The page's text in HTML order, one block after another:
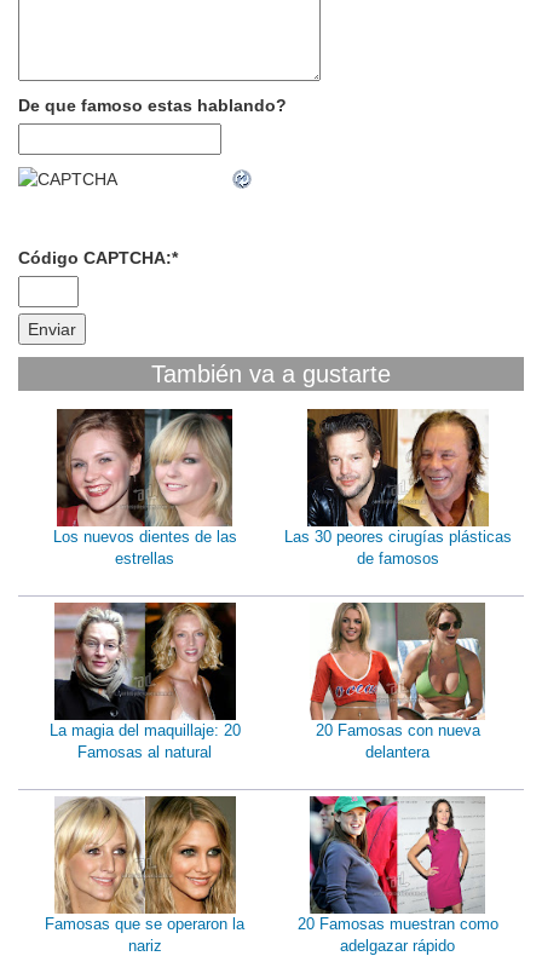
De que famoso estas hablando?
Código CAPTCHA:*
También va a gustarte
Los nuevos dientes de las
estrellas
Las 30 peores cirugías plásticas
de famosos
La magia del maquillaje: 20
Famosas al natural
20 Famosas con nueva
delantera
Famosas que se operaron la
nariz
20 Famosas muestran como
adelgazar rápido